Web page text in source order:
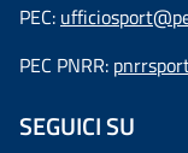
PEC:
PEC PNRR:
SEGUICI SU